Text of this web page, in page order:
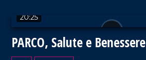
20:25
PARCO, Salute e Benessere